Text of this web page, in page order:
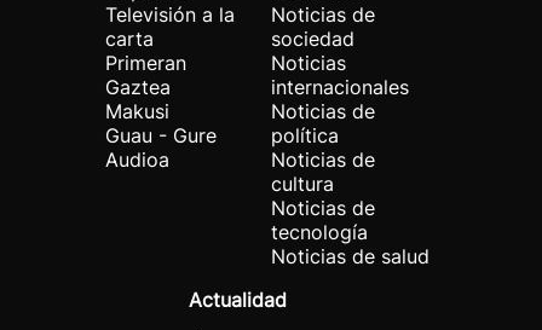
Televisión a la
carta
Primeran
Gaztea
Makusi
Guau - Gure
Audioa
Noticias de
sociedad
Noticias
internacionales
Noticias de
política
Noticias de
cultura
Noticias de
tecnología
Noticias de salud
Actualidad